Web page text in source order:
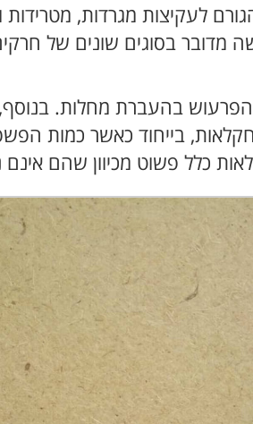
לעקיצות מגרדות, מטרידות
מדובר בסוגים שונים של
הפרעוש בהעברת מחלות.
בייחוד כאשר כמות
כלל פשוט מכיוון שהם אינם